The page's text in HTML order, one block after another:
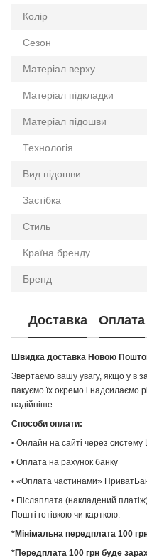
Колір
Сезон
Матеріал верху
Матеріал підкладки
Матеріал підошви
Технологія
Вид підошви
Застібка
Стиль
Країна бренду
Бренд
Доставка Оплата
Швидка доставка Новою
Звертаємо вашу увагу, якщо у в
пакуємо їх окремо і надсилаємо
надійніше.
Способи оплати:
• Онлайн на сайті через систему
• Оплата на рахунок банку
• «Оплата частинами»
• Післяплата (накладений
Пошті готівкою чи карткою.
*Мінімальна передплата 100
*Передплата 100 грн буде